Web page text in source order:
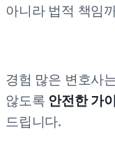
아니라 법적 책임
경험 많은 변호사
않도록 안전한 가
드립니다.